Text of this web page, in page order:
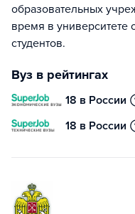
образовательных
время в
студентов.
Вуз в рейтингах
18 в России
18 в России